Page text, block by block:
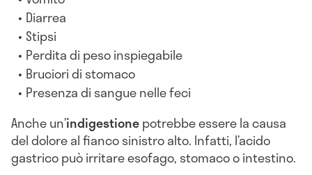
Diarrea
Stipsi
Perdita di peso inspiegabile
Bruciori di stomaco
Presenza di sangue nelle feci
Anche un’indigestionepotrebbe essere la causa
del dolore al fianco sinistro alto. Infatti, l’acido
gastrico può irritare esofago, stomaco o intestino.